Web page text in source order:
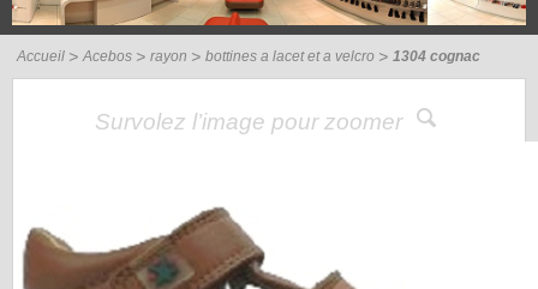
Accueil Acebos rayon bottines a lacet et a velcro 1304 cognac
Survolez l’image pour zoomer